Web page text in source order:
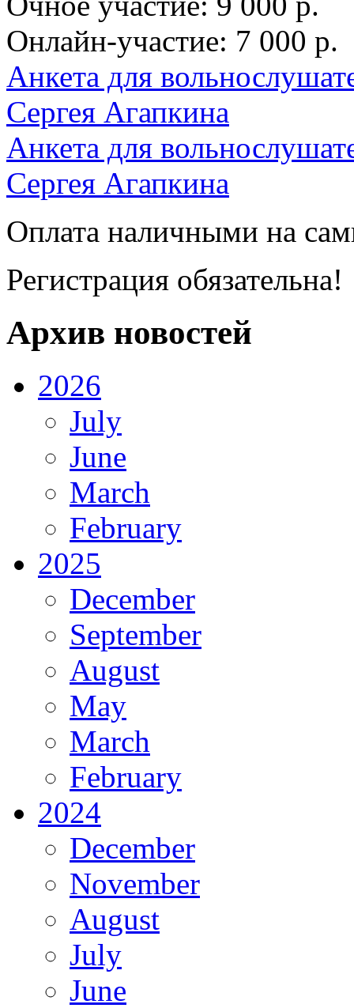
Онлайн-участие: 7 000 р.
Анкета для
Сергея Агапкина
Анкета для
Сергея Агапкина
Оплата наличными на
Регистрация обязательна!
Архив новостей
2026
July
June
March
February
2025
December
September
August
May
March
February
2024
December
November
August
July
June